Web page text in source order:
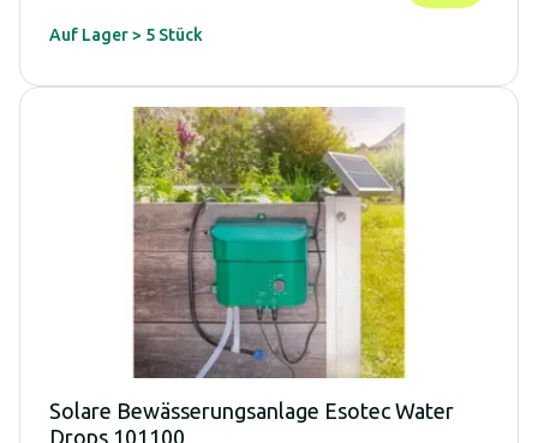
Auf Lager > 5 Stück
Solare Bewässerungsanlage Esotec Water
Drops 101100